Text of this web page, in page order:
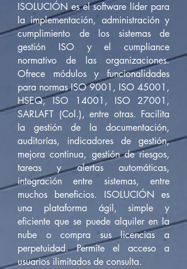
ISOLUCIÓN es el software líder para
la implementación, administración y
cumplimiento de los sistemas de
gestión ISO y el cumpliance
normativo de las organizaciones.
Ofrece módulos y funcionalidades
para normas ISO 9001, ISO 45001,
HSEQ, ISO 14001, ISO 27001,
SARLAFT (Col.), entre otras. Facilita
la gestión de la documentación,
auditorías, indicadores de gestión,
mejora continua, gestión de riesgos,
tareas y alertas automáticas,
integración entre sistemas, entre
muchos beneficios. ISOLUCIÓN es
una plataforma ágil, simple y
eficiente que se puede alquiler en la
nube o compra sus licencias a
perpetuidad. Permite el acceso a
usuarios ilimitados de consulta.